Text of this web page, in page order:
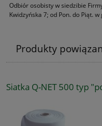
Odbiór osobisty w siedzibie
Kwidzyńska 7; od Pon. do Piąt.
Produkty
Siatka Q-NET 500 typ